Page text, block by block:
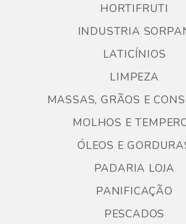
HORTIFRUTI
INDUSTRIA
LATICÍNIOS
LIMPEZA
MASSAS, GRÃOS E
MOLHOS E
ÓLEOS E
PADARIA LOJA
PANIFICAÇÃO
PESCADOS